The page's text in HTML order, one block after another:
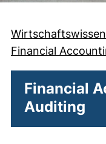
Financial
Financial
Auditing